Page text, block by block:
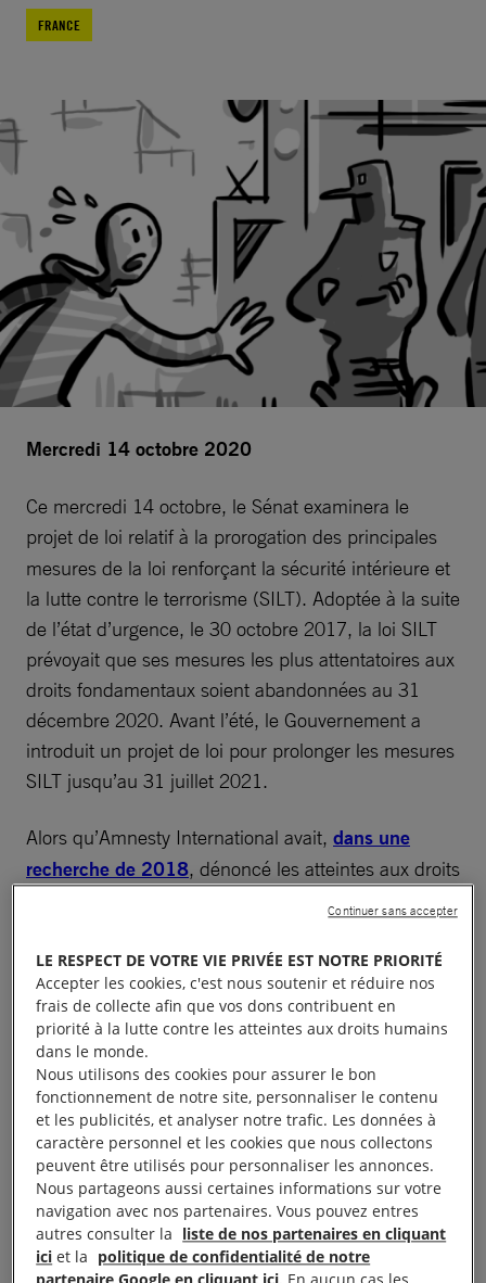
FRANCE
Mercredi 14 octobre 2020
Ce mercredi 14 octobre, le Sénat examinera le
projet de loi relatif à la prorogation des principales
mesures de la loi renforçant la sécurité intérieure et
la lutte contre le terrorisme (SILT). Adoptée à la suite
de l’état d’urgence, le 30 octobre 2017, la loi SILT
prévoyait que ses mesures les plus attentatoires aux
droits fondamentaux soient abandonnées au 31
décembre 2020. Avant l’été, le Gouvernement a
introduit un projet de loi pour prolonger les mesures
SILT jusqu’au 31 juillet 2021.
Alors qu’Amnesty International avait, dans une
recherche de 2018, dénoncé les atteintes aux droits
dernier, un amendement qui transforme cette
prolongation en pérennisation.
Cette tentative de normalisation de ces mesures
exceptionnelles est inquiétante et Amnesty
International appelle les parlementaires à ne pas les
intégrer dans le droit commun. Le Gouvernement
lui-même a indiqué y être défavorable dans le cadre
d’un amendement déposé le 12 octobre.
Ces mesures permettent au ministère de l’Intérieur
LE RESPECT DE VOTRE VIE PRIVÉE EST NOTRE PRIORITÉ
Accepter les cookies, c'est nous soutenir et réduire nos
frais de collecte afin que vos dons contribuent en
priorité à la lutte contre les atteintes aux droits humains
dans le monde.
Nous utilisons des cookies pour assurer le bon
fonctionnement de notre site, personnaliser le contenu
et les publicités, et analyser notre trafic. Les données à
caractère personnel et les cookies que nous collectons
peuvent être utilisés pour personnaliser les annonces.
Nous partageons aussi certaines informations sur votre
navigation avec nos partenaires. Vous pouvez entres
autres consulter la liste de nos partenaires en cliquant
ici et la politique de confidentialité de notre
Continuer sans accepter